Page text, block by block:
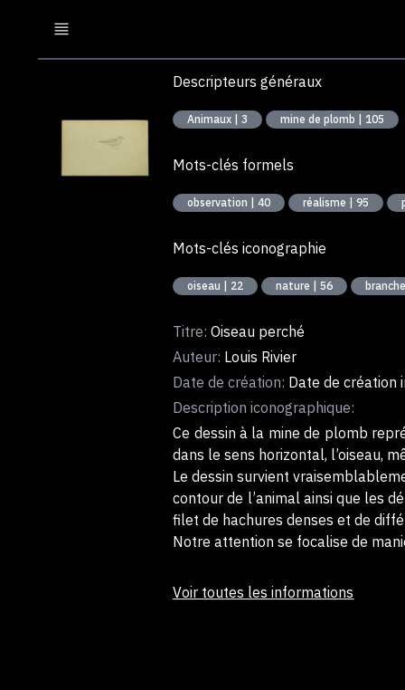
Descripteurs généraux
Animaux | 3 mine de plomb | 105
Mots-clés formels
observation | 40 réalisme | 95
Mots-clés iconographie
oiseau | 22 nature | 56
Titre: Oiseau perché
Auteur: Louis Rivier
Date de création: Date de création
Description iconographique:
Ce dessin à la mine de plomb
dans le sens horizontal, l’oiseau,
Le dessin survient
contour de l’animal ainsi que les
filet de hachures denses et de
Notre attention se focalise de
Voir toutes les informations